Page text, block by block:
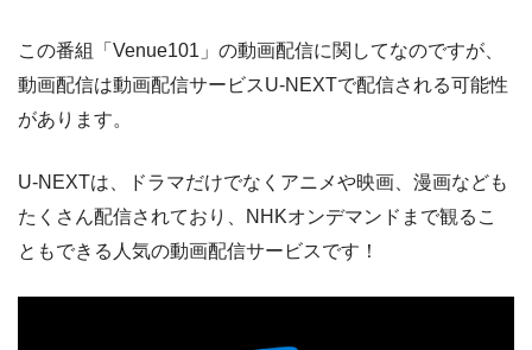
この番組「Venue101」の動画配信に関してなのですが、
動画配信は動画配信サービスU-NEXTで配信される可能性
があります。
U-NEXTは、ドラマだけでなくアニメや映画、漫画なども
たくさん配信されており、NHKオンデマンドまで観るこ
ともできる人気の動画配信サービスです！